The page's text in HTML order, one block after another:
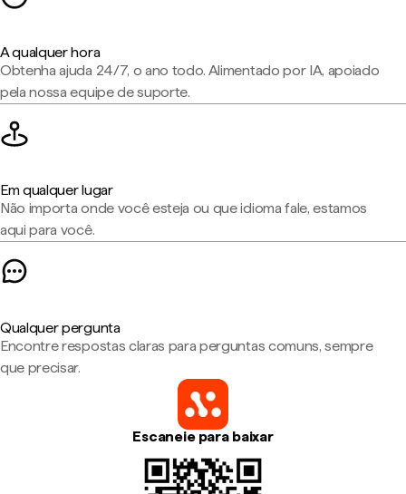
A qualquer hora
Obtenha ajuda 24/7, o ano todo. Alimentado por IA, apoiado
pela nossa equipe de suporte.
Em qualquer lugar
Não importa onde você esteja ou que idioma fale, estamos
aqui para você.
Qualquer pergunta
Encontre respostas claras para perguntas comuns, sempre
que precisar.
Escaneie para baixar